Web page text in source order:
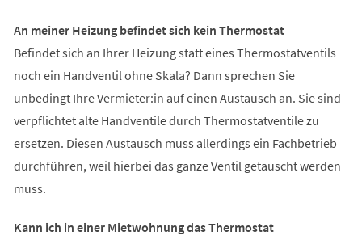
An meiner Heizung befindet sich kein Thermostat
Befindet sich an Ihrer Heizung statt eines Thermostatventils
noch ein Handventil ohne Skala? Dann sprechen Sie
unbedingt Ihre Vermieter:in auf einen Austausch an. Sie sind
verpflichtet alte Handventile durch Thermostatventile zu
ersetzen. Diesen Austausch muss allerdings ein Fachbetrieb
durchführen, weil hierbei das ganze Ventil getauscht werden
muss.
Kann ich in einer Mietwohnung das Thermostat